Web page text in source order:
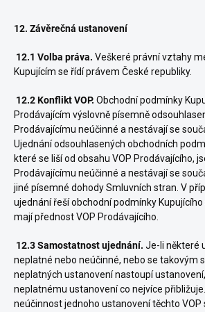
12. Závěrečná ustanovení
12.1 Volba práva. Veškeré právní vztahy
Kupujícím se řídí právem České republiky.
12.2 Konflikt VOP. Obchodní podmínky
Prodávajícím výslovně písemně
Prodávajícímu neúčinné a nestávají se
Ujednání odsouhlasených obchodních
které se liší od obsahu VOP Prodávajícího,
Prodávajícímu neúčinné a nestávají se
jiné písemné dohody Smluvních stran. V
ujednání řeší obchodní podmínky Kupujícího
mají přednost VOP Prodávajícího.
12.3 Samostatnost ujednání. Je-li některé
neplatné nebo neúčinné, nebo se takovým
neplatných ustanovení nastoupí
neplatnému ustanovení co nejvíce
neúčinnost jednoho ustanovení těchto VOP